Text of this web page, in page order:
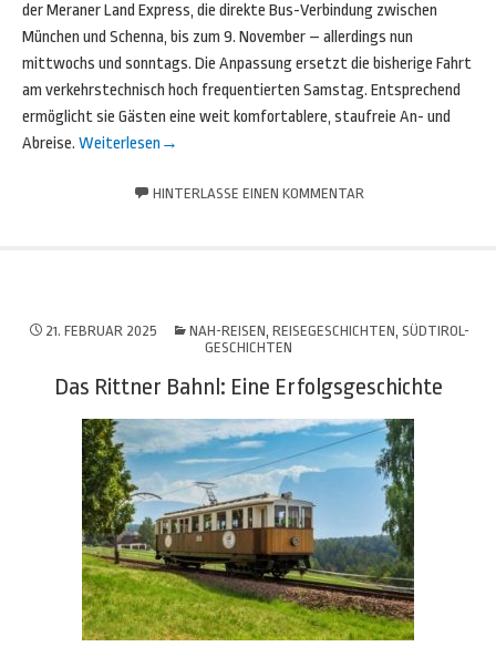
der Meraner Land Express, die direkte Bus-Verbindung zwischen
München und Schenna, bis zum 9. November – allerdings nun
mittwochs und sonntags. Die Anpassung ersetzt die bisherige Fahrt
am verkehrstechnisch hoch frequentierten Samstag. Entsprechend
ermöglicht sie Gästen eine weit komfortablere, staufreie An- und
Abreise. Weiterlesen →
HINTERLASSE EINEN KOMMENTAR
21. FEBRUAR 2025 NAH-REISEN, REISEGESCHICHTEN, SÜDTIROL-
GESCHICHTEN
Das Rittner Bahnl: Eine Erfolgsgeschichte